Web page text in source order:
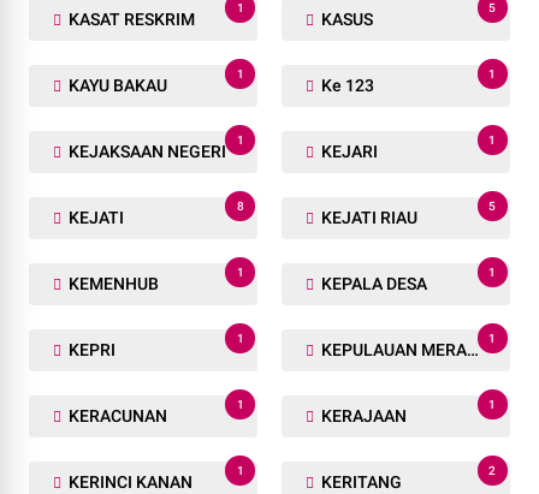
KASAT RESKRIM
1
KASUS
5
KAYU BAKAU
1
Ke 123
1
KEJAKSAAN NEGERI
1
KEJARI
1
KEJATI
8
KEJATI RIAU
5
KEMENHUB
1
KEPALA DESA
1
KEPRI
1
KEPULAUAN MERANTI
1
KERACUNAN
1
KERAJAAN
1
KERINCI KANAN
1
KERITANG
2